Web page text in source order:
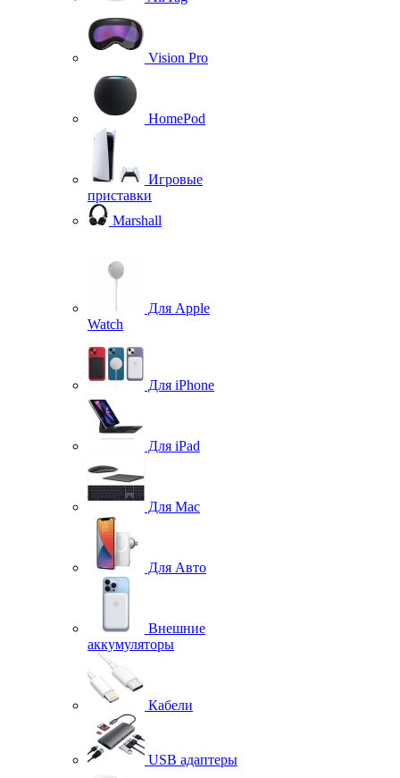
Vision Pro
HomePod
Игровые
приставки
Marshall
Для Apple
Watch
Для iPhone
Для iPad
Для Mac
Для Авто
Внешние
аккумуляторы
Кабели
USB адаптеры